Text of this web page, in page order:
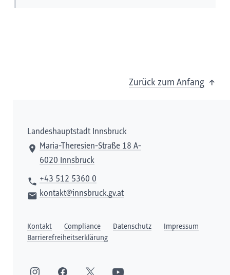
Zurück zum Anfang
Landeshauptstadt Innsbruck
Maria-Theresien-Straße 18 A-
6020 Innsbruck
+43 512 5360 0
kontakt@innsbruck.gv.at
Kontakt Compliance Datenschutz
Impressum
Barrierefreiheitserklärung